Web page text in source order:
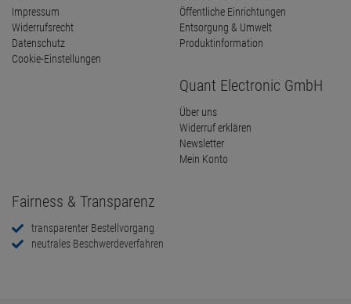
Impressum
Widerrufsrecht
Datenschutz
Cookie-Einstellungen
Öffentliche Einrichtungen
Entsorgung & Umwelt
Produktinformation
Quant Electronic GmbH
Über uns
Widerruf erklären
Newsletter
Mein Konto
Fairness & Transparenz
transparenter Bestellvorgang
neutrales Beschwerdeverfahren